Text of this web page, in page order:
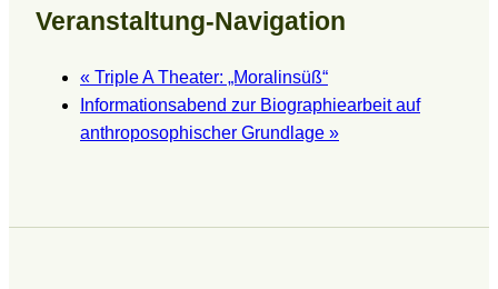
Veranstaltung-Navigation
« Triple A Theater: „Moralinsüß“
Informationsabend zur Biographiearbeit auf
anthroposophischer Grundlage »